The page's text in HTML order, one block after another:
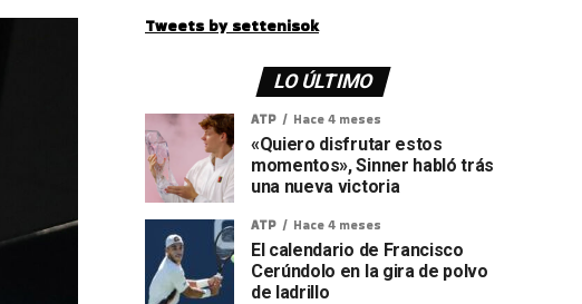
Tweets by settenisok
LO ÚLTIMO
ATP Hace 4 meses
«Quiero disfrutar estos
momentos», Sinner habló trás
una nueva victoria
ATP Hace 4 meses
El calendario de Francisco
Cerúndolo en la gira de polvo
de ladrillo